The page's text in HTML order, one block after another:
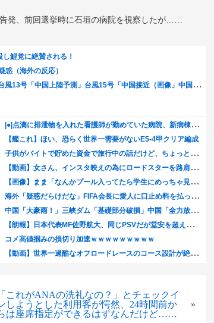
発、前回選挙時に石垣の病院を視察したが……
「これがANAの洗礼なの？」とチェックイ
しようとした利用客が愕然、24時間前か
は座席指定ができるはずなんだけど……
»